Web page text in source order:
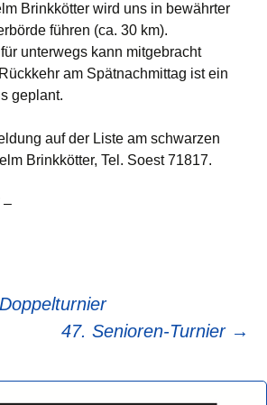
Brinkkötter wird uns in bewährter
führen (ca. 30 km).
unterwegs kann mitgebracht
am Spätnachmittag ist ein
geplant.
auf der Liste am schwarzen
Brinkkötter, Tel. Soest 71817.
–
47. Senioren-Turnier →